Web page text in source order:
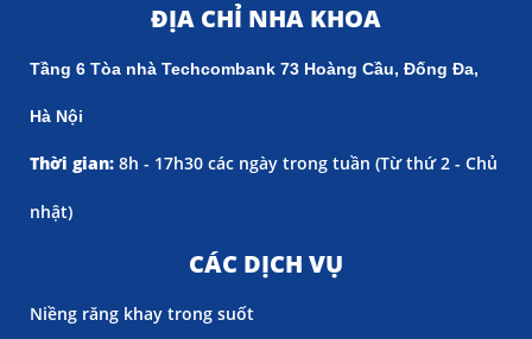
ĐỊA CHỈ NHA KHOA
Tầng 6 Tòa nhà Techcombank 73 Hoàng Cầu, Đống Đa,
Hà Nội
Thời gian: 8h - 17h30 các ngày trong tuần (Từ thứ 2 - Chủ
nhật)
CÁC DỊCH VỤ
Niềng răng khay trong suốt